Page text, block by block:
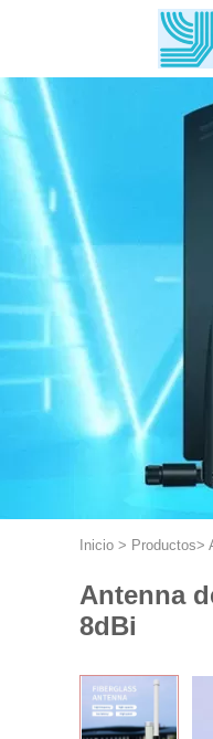
Inicio > Productos>
Antenna
8dBi